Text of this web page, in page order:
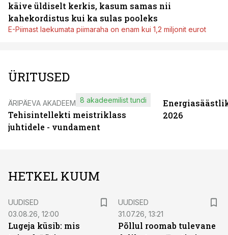
käive üldiselt kerkis, kasum samas nii
kahekordistus kui ka sulas pooleks
E-Piimast laekumata piimaraha on enam kui 1,2 miljonit eurot
ÜRITUSED
ÄRIPÄEVA AKADEEMIA
Tehisintellekti meistriklass
juhtidele - vundament
8 akadeemilist tundi
2026
HETKEL KUUM
UUDISED
03.08.26, 12:00
Lugeja küsib: mis
UUDISED
31.07.26, 13:21
Põllul roomab tulevane